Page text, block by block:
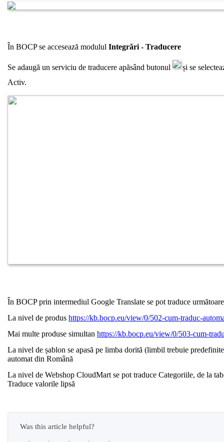
În BOCP se accesează modulul Integrări - Traducere
Se adaugă un serviciu de traducere apăsând butonul
și se
Activ.
În BOCP prin intermediul Google Translate se pot traduce
La nivel de produs https://kb.bocp.eu/view/0/502-cum-traduc-
Mai multe produse simultan https://kb.bocp.eu/view/0/503-cum-
La nivel de șablon se apasă pe limba dorită (limbil trebuie
automat din Română
La nivel de Webshop CloudMart se pot traduce Categoriile, de la
Traduce valorile lipsă
Was this article helpful?